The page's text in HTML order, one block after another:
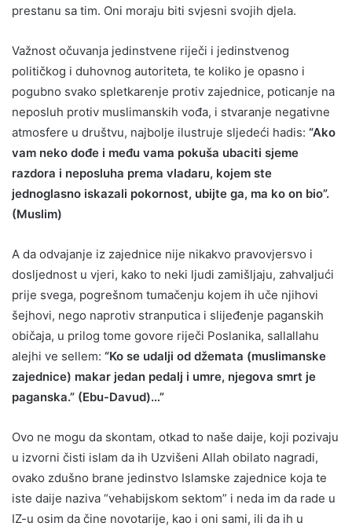
prestanu sa tim. Oni moraju biti svjesni svojih djela.
Važnost očuvanja jedinstvene riječi i jedinstvenog
političkog i duhovnog autoriteta, te koliko je opasno i
pogubno svako spletkarenje protiv zajednice, poticanje na
neposluh protiv muslimanskih vođa, i stvaranje negativne
atmosfere u društvu, najbolje ilustruje sljedeći hadis: “Ako
vam neko dođe i među vama pokuša ubaciti sjeme
razdora i neposluha prema vladaru, kojem ste
jednoglasno iskazali pokornost, ubijte ga, ma ko on bio”.
(Muslim)
A da odvajanje iz zajednice nije nikakvo pravovjersvo i
dosljednost u vjeri, kako to neki ljudi zamišljaju, zahvaljući
prije svega, pogrešnom tumačenju kojem ih uče njihovi
šejhovi, nego naprotiv stranputica i slijeđenje paganskih
običaja, u prilog tome govore riječi Poslanika, sallallahu
alejhi ve sellem: “Ko se udalji od džemata (muslimanske
zajednice) makar jedan pedalj i umre, njegova smrt je
paganska.” (Ebu-Davud)…”
Ovo ne mogu da skontam, otkad to naše daije, koji pozivaju
u izvorni čisti islam da ih Uzvišeni Allah obilato nagradi,
ovako zdušno brane jedinstvo Islamske zajednice koja te
iste daije naziva “vehabijskom sektom” i neda im da rade u
IZ-u osim da čine novotarije, kao i oni sami, ili da ih u